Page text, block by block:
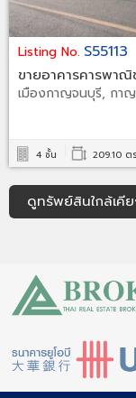
Listing No. S55113
ขายอาคารคารพา
เมืองกาญจนบุรี, กา
4 ชั้น 209.10 ต
ดูทรัพย์สินใกล้เคี